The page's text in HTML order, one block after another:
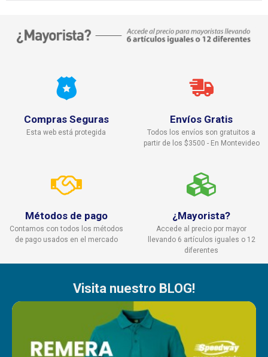
Compras Seguras
Esta web está protegida
Envíos Gratis
Todos los envíos son gratuitos a
partir de los $3500 - En Montevideo
Métodos de pago
Contamos con todos los métodos
de pago usados en el mercado
¿Mayorista?
Accede al precio por mayor
llevando 6 artículos iguales o 12
diferentes
Visita nuestro BLOG!